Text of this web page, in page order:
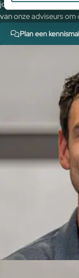
jouw (buiten)ruimte?
van onze adviseurs om
Plan een